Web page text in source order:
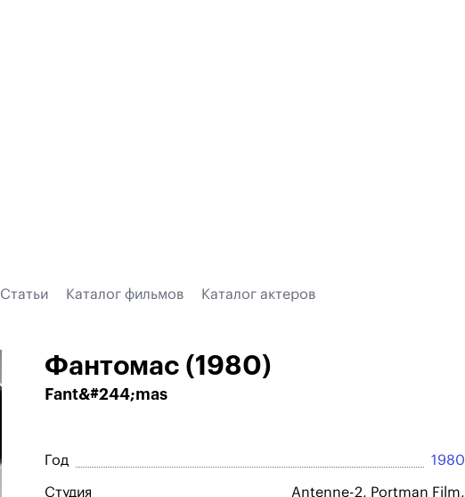
Статьи Каталог фильмов Каталог актеров
Фантомас (1980)
Fant&#244;mas
Год 1980
Студия
Antenne-2, Portman Film,